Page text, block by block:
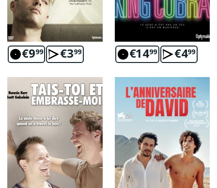
€999 €399 €1499 €499